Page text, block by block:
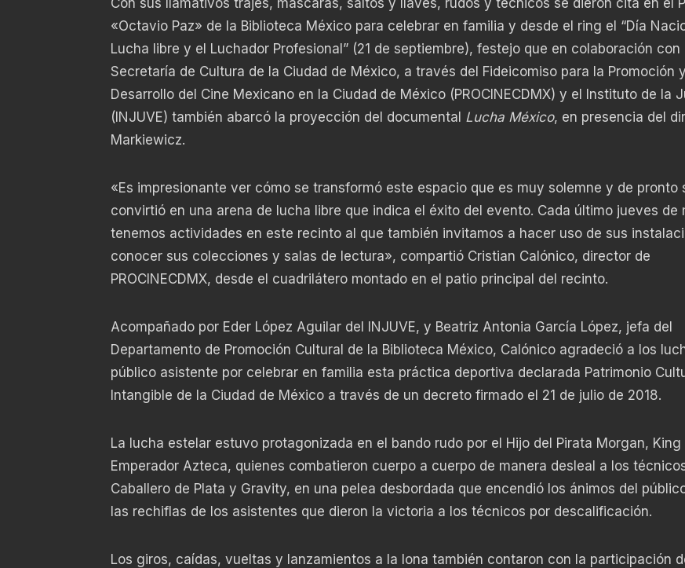
«Octavio Paz» de la Biblioteca México para celebrar en familia y desde el ring el “Día
Lucha libre y el Luchador Profesional” (21 de septiembre), festejo que en colaboración con
Secretaría de Cultura de la Ciudad de México, a través del Fideicomiso para la Promoción y
Desarrollo del Cine Mexicano en la Ciudad de México (PROCINECDMX) y el Instituto de la
(INJUVE) también abarcó la proyección del documental Lucha México, en presencia del
Markiewicz.
«Es impresionante ver cómo se transformó este espacio que es muy solemne y de pronto
convirtió en una arena de lucha libre que indica el éxito del evento. Cada último jueves de
tenemos actividades en este recinto al que también invitamos a hacer uso de sus
conocer sus colecciones y salas de lectura», compartió Cristian Calónico, director de
PROCINECDMX, desde el cuadrilátero montado en el patio principal del recinto.
Acompañado por Eder López Aguilar del INJUVE, y Beatriz Antonia García López, jefa del
Departamento de Promoción Cultural de la Biblioteca México, Calónico agradeció a los
público asistente por celebrar en familia esta práctica deportiva declarada Patrimonio
Intangible de la Ciudad de México a través de un decreto firmado el 21 de julio de 2018.
La lucha estelar estuvo protagonizada en el bando rudo por el Hijo del Pirata Morgan,
Emperador Azteca, quienes combatieron cuerpo a cuerpo de manera desleal a los
Caballero de Plata y Gravity, en una pelea desbordada que encendió los ánimos del
las rechiflas de los asistentes que dieron la victoria a los técnicos por descalificación.
Los giros, caídas, vueltas y lanzamientos a la lona también contaron con la participación